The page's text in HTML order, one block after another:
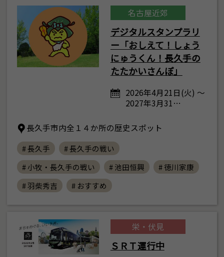
名古屋近郊
デジタルスタンプラリ
ー「おしえて！しょう
にゅうくん！長久手の
たたかいさんぽ」
2026年4月21日(火) ～
2027年3月31…
長久手市内全１４か所の歴史スポット
# 長久手
# 長久手の戦い
# 小牧・長久手の戦い
# 池田恒興
# 徳川家康
# 羽柴秀吉
# おすすめ
栄・伏見
ＳＲＴ運行中